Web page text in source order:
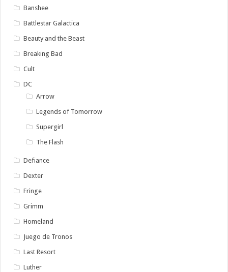
Banshee
Battlestar Galactica
Beauty and the Beast
Breaking Bad
Cult
DC
Arrow
Legends of Tomorrow
Supergirl
The Flash
Defiance
Dexter
Fringe
Grimm
Homeland
Juego de Tronos
Last Resort
Luther